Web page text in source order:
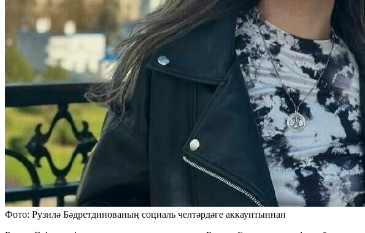
Фото: Рузилә Бәдретдинованың социаль челтәрдәге аккаунтыннан